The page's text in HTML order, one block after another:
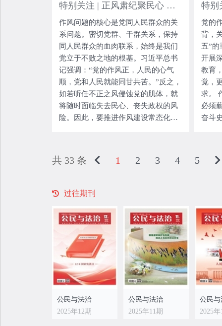
以习近平同志为核心的党中央高度重
视优化营商环境
特别关注 | 正风肃纪聚民心 徙木立信显担当
作风问题的核心是党同人民群众的关
系问题。密切党群、干群关系，保持
同人民群众的血肉联系，始终是我们
党立于不败之地的根基。习近平总书
记强调：“党的作风正，人民的心气
顺，党和人民就能同甘共苦。”反之，
如若听任不正之风侵蚀党的肌体，就
将随时面临失去民心、丧失政权的风
险。因此，要推进作风建设常态化长
政权性质的
党的
背，
五”
开展
教育
觉，
求。
必须
奋斗
谆谆
共 33 条 1 2 3 4 5
过往期刊
公民与法治
2025年12期
公民与法治
2025年11期
公民与
2025年